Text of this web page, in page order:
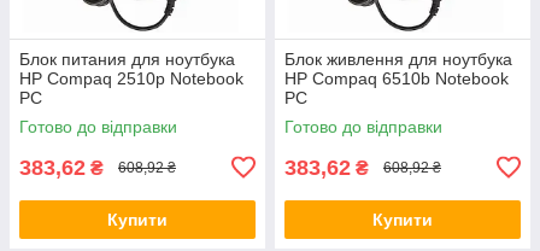
Блок питания для ноутбука
HP Compaq 2510p Notebook
PC
Готово до відправки
383,62 ₴ 608,92 ₴
Купити
Блок живлення для ноутбука
HP Compaq 6510b Notebook
PC
Готово до відправки
383,62 ₴ 608,92 ₴
Купити